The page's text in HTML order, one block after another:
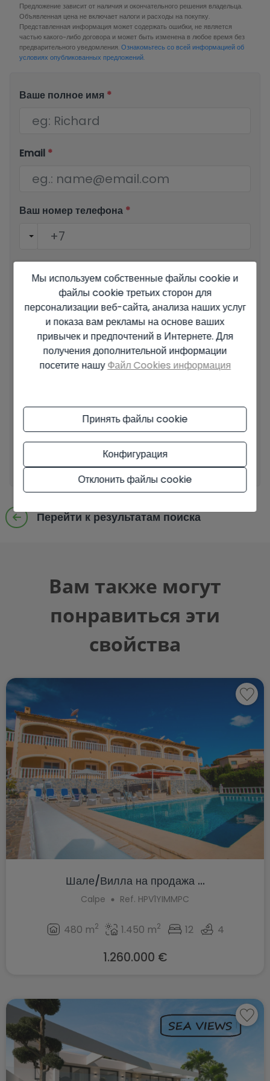
Предложение зависит от наличия и окончательного решения владельца.
Объявленная цена не включает налоги и расходы на покупку.
Представленная информация может содержать ошибки, не является
частью какого-либо договора и может быть изменена в любое время без
предварительного уведомления.Ознакомьтесь со всей информацией об
условиях опубликованных предложений.
Ваше полное имя *
Email *
Ваш номер телефона *
Ваше сообщение
Основные сведения о защите данных на основе Европейского
регламента по защите данных (EU) 2016/679 (GDPR).+ Info
конфиденциальности.
Я принимаю коммерческие рассылки
Отправить запрос
Перейти к результатам поиска
Вам также могут
понравиться эти
свойства
Шале/Вилла на продажа ...
Calpe Ref. HPV1YIMMPC
480 m2 1.450 m2 12 4
1.260.000 €
Мы используем собственные файлы cookie и
файлы cookie третьих сторон для
персонализации веб-сайта, анализа наших услуг
и показа вам рекламы на основе ваших
привычек и предпочтений в Интернете. Для
получения дополнительной информации
посетите нашуФайл Cookies информация
Принять файлы cookie
Конфигурация
Отклонить файлы cookie